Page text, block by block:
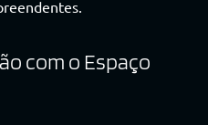
com o Espaço